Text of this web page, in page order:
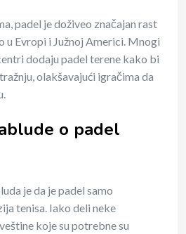
padel je doživeo značajan rast
u Evropi i Južnoj Americi. Mnogi
dodaju padel terene kako bi
olakšavajući igračima da
o padel
je da je padel samo
tenisa. Iako deli neke
koje su potrebne su